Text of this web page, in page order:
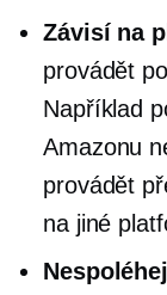
Závisí na
provádět
Například
Amazonu
provádět
na jiné